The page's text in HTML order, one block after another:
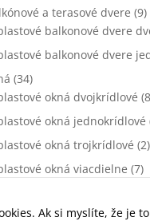
a terasové dvere (9)
balkonové dvere
balkonové dvere
(34)
okná dvojkrídlové
okná jednokrídlové
okná trojkrídlové (2)
okná viacdielne (7)
vchodové dvere
Ak si myslíte, že je
funkcie z
webovej
stránky
svojich
a
počas
našej